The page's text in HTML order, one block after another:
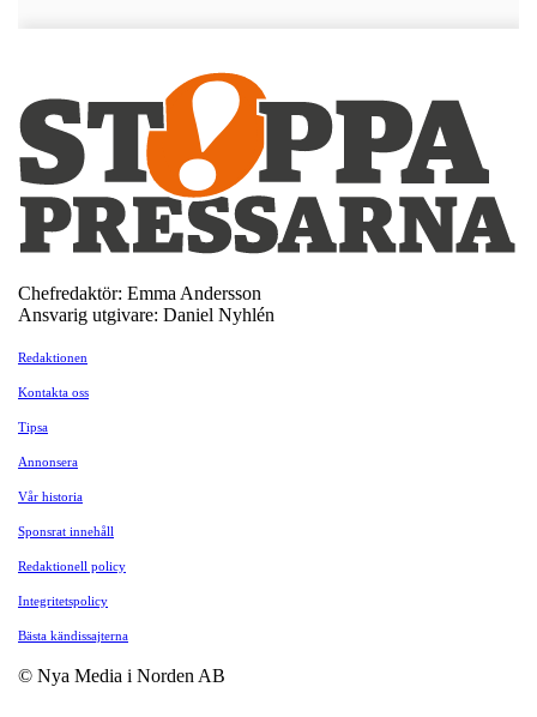
Chefredaktör: Emma Andersson
Ansvarig utgivare: Daniel Nyhlén
Redaktionen
Kontakta oss
Tipsa
Annonsera
Vår historia
Sponsrat innehåll
Redaktionell policy
Integritetspolicy
Bästa kändissajterna
© Nya Media i Norden AB